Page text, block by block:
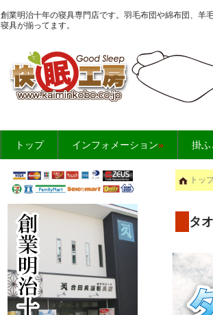
創業明治十年の寝具専門店です。羽毛布団や綿布団、羊
寝具が揃ってます。
トップ インフォメーション» 掛ふ
トッ
タ